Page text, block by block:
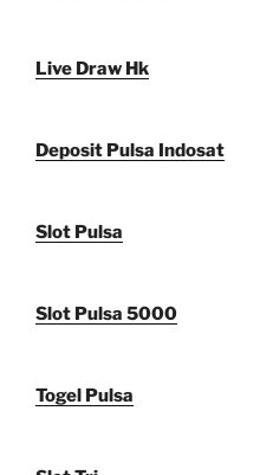
Live Draw Hk
Deposit Pulsa Indosat
Slot Pulsa
Slot Pulsa 5000
Togel Pulsa